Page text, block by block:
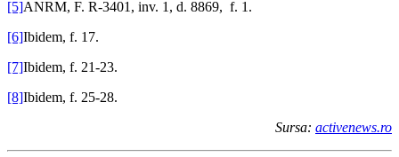
[5]ANRM, F. R-3401, inv. 1, d. 8869, f. 1.
[6]Ibidem, f. 17.
[7]Ibidem, f. 21-23.
[8]Ibidem, f. 25-28.
Sursa: activenews.ro